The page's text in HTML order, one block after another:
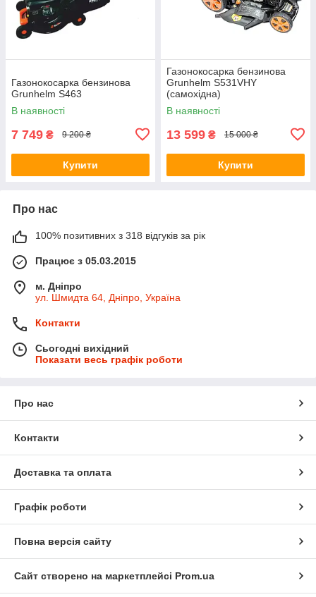
Газонокосарка бензинова
Grunhelm S463
В наявності
7 749 ₴ 9 200 ₴
Купити
Газонокосарка бензинова
Grunhelm S531VHY
(самохідна)
В наявності
13 599 ₴ 15 000 ₴
Купити
Про нас
100% позитивних з 318 відгуків за рік
Працює з 05.03.2015
м. Дніпро
ул. Шмидта 64, Дніпро, Україна
Контакти
Сьогодні вихідний
Показати весь графік роботи
Про нас
Контакти
Доставка та оплата
Графік роботи
Повна версія сайту
Сайт створено на маркетплейсі Prom.ua